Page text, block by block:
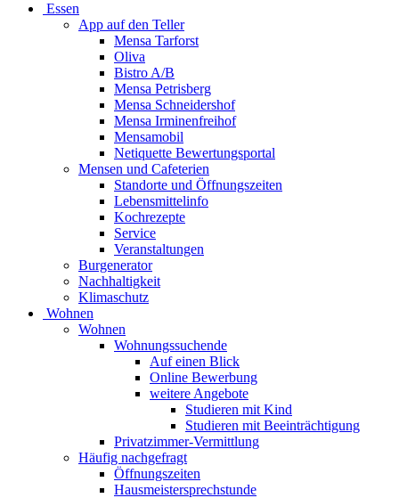
Essen
App auf den Teller
Mensa Tarforst
Oliva
Bistro A/B
Mensa Petrisberg
Mensa Schneidershof
Mensa Irminenfreihof
Mensamobil
Netiquette Bewertungsportal
Mensen und Cafeterien
Standorte und Öffnungszeiten
Lebensmittelinfo
Kochrezepte
Service
Veranstaltungen
Burgenerator
Nachhaltigkeit
Klimaschutz
Wohnen
Wohnen
Wohnungssuchende
Auf einen Blick
Online Bewerbung
weitere Angebote
Studieren mit Kind
Studieren mit Beeinträchtigung
Privatzimmer-Vermittlung
Häufig nachgefragt
Öffnungszeiten
Hausmeistersprechstunde